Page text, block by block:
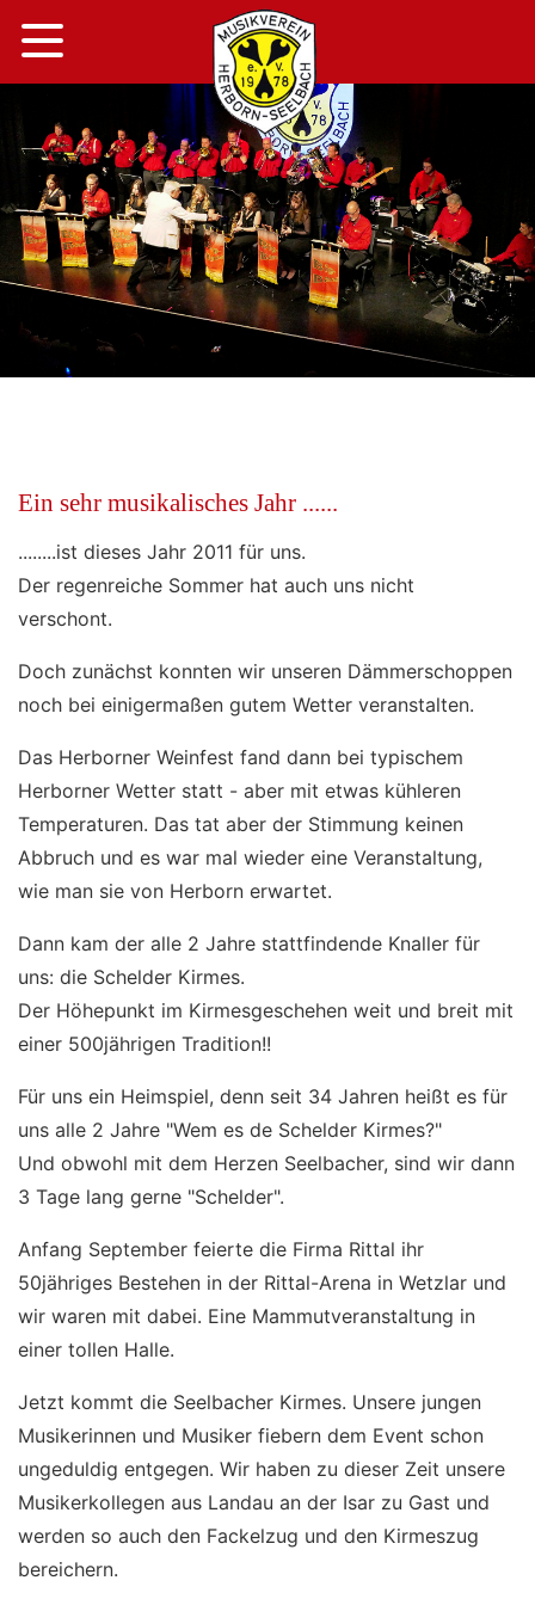
Suchfunktion
Ein sehr musikalisches Jahr ......
........ist dieses Jahr 2011 für uns.
Der regenreiche Sommer hat auch uns nicht
verschont.
Doch zunächst konnten wir unseren Dämmerschoppen
noch bei einigermaßen gutem Wetter veranstalten.
Das Herborner Weinfest fand dann bei typischem
Herborner Wetter statt - aber mit etwas kühleren
Temperaturen. Das tat aber der Stimmung keinen
Abbruch und es war mal wieder eine Veranstaltung,
wie man sie von Herborn erwartet.
Dann kam der alle 2 Jahre stattfindende Knaller für
uns: die Schelder Kirmes.
Der Höhepunkt im Kirmesgeschehen weit und breit mit
einer 500jährigen Tradition!!
Für uns ein Heimspiel, denn seit 34 Jahren heißt es für
uns alle 2 Jahre "Wem es de Schelder Kirmes?"
Und obwohl mit dem Herzen Seelbacher, sind wir dann
3 Tage lang gerne "Schelder".
Anfang September feierte die Firma Rittal ihr
50jähriges Bestehen in der Rittal-Arena in Wetzlar und
wir waren mit dabei. Eine Mammutveranstaltung in
einer tollen Halle.
Jetzt kommt die Seelbacher Kirmes. Unsere jungen
Musikerinnen und Musiker fiebern dem Event schon
ungeduldig entgegen. Wir haben zu dieser Zeit unsere
Musikerkollegen aus Landau an der Isar zu Gast und
werden so auch den Fackelzug und den Kirmeszug
bereichern.